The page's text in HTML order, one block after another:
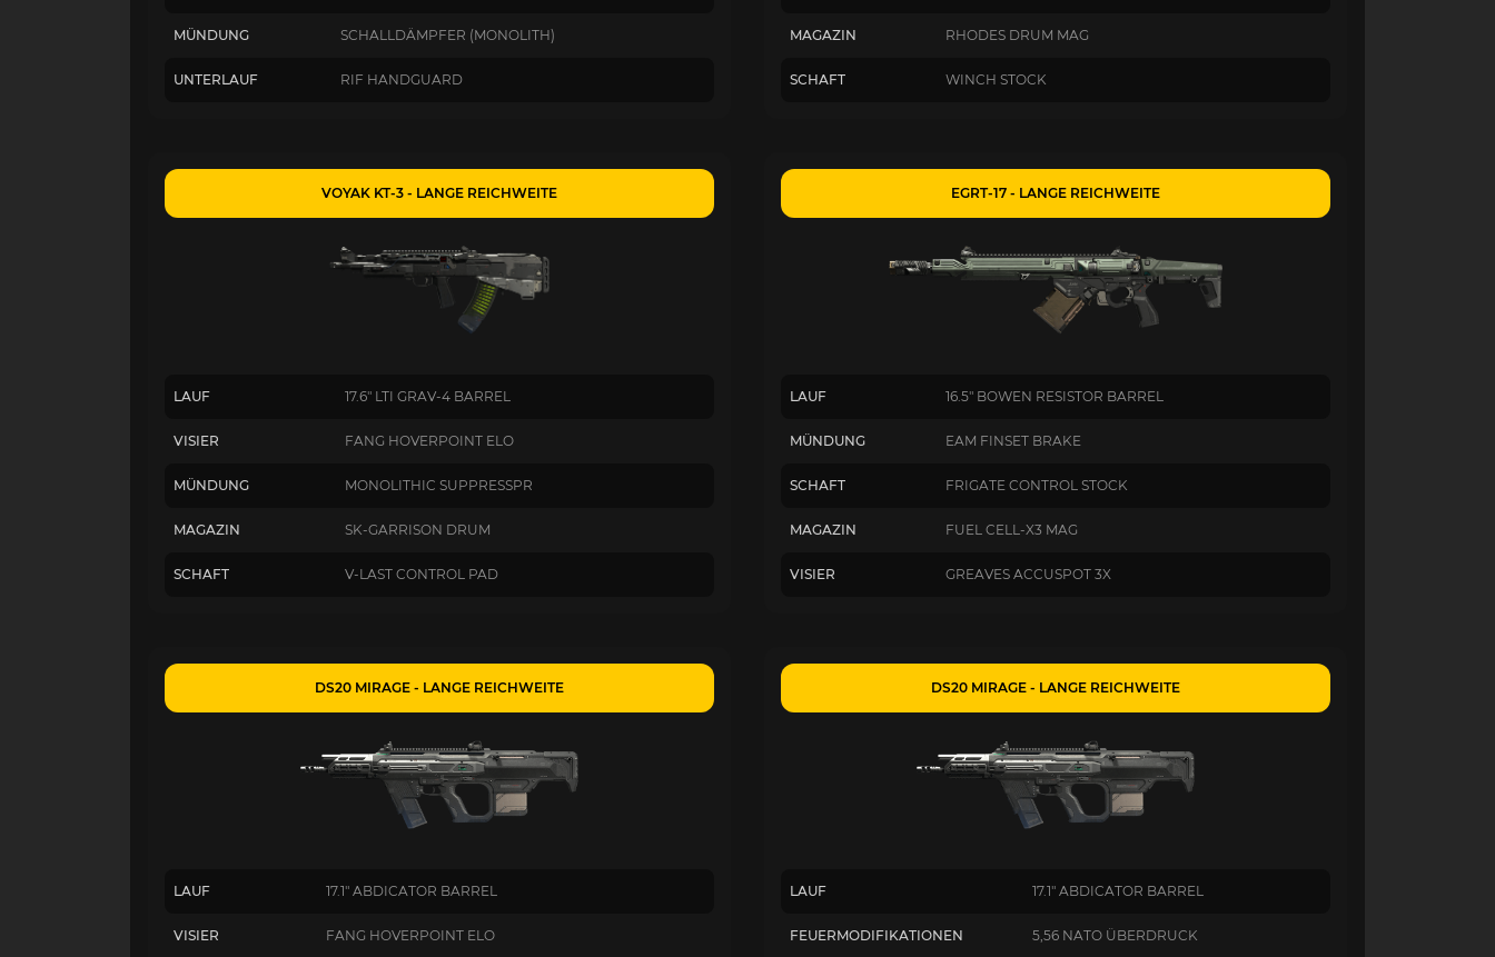
MÜNDUNG SCHALLDÄMPFER (MONOLITH)
UNTERLAUF RIF HANDGUARD
MAGAZIN RHODES DRUM MAG
SCHAFT WINCH STOCK
VOYAK KT-3 - LANGE REICHWEITE
LAUF 17.6" LTI GRAV-4 BARREL
VISIER FANG HOVERPOINT ELO
MÜNDUNG MONOLITHIC SUPPRESSPR
MAGAZIN SK-GARRISON DRUM
SCHAFT V-LAST CONTROL PAD
EGRT-17 - LANGE REICHWEITE
LAUF 16.5" BOWEN RESISTOR BARREL
MÜNDUNG EAM FINSET BRAKE
SCHAFT FRIGATE CONTROL STOCK
MAGAZIN FUEL CELL-X3 MAG
VISIER GREAVES ACCUSPOT 3X
DS20 MIRAGE - LANGE REICHWEITE
LAUF 17.1" ABDICATOR BARREL
VISIER FANG HOVERPOINT ELO
DS20 MIRAGE - LANGE REICHWEITE
LAUF 17.1" ABDICATOR BARREL
FEUERMODIFIKATIONEN 5,56 NATO ÜBERDRUCK